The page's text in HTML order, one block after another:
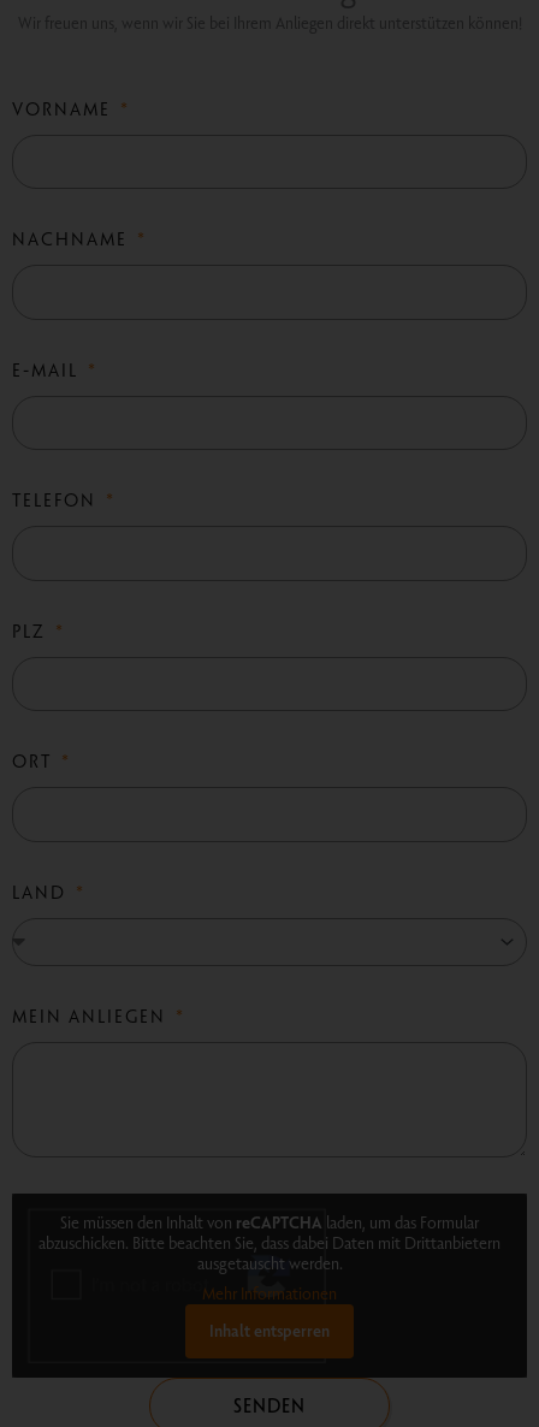
VORNAME
NACHNAME
E-MAIL
TELEFON
PLZ
ORT
LAND
MEIN ANLIEGEN
Sie müssen den Inhalt von reCAPTCHA laden, um das Formular
abzuschicken. Bitte beachten Sie, dass dabei Daten mit Drittanbietern
ausgetauscht werden.
Mehr Informationen
Inhalt entsperren
SENDEN